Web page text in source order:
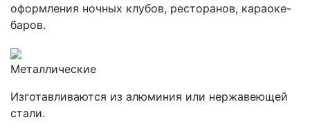
оформления ночных клубов, ресторанов, караоке-
баров.
Металлические
Изготавливаются из алюминия или нержавеющей
стали.